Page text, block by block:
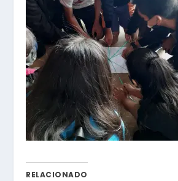
RELACIONADO